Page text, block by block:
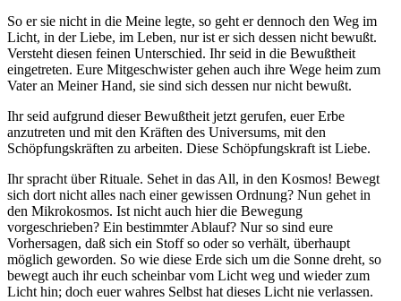
So er sie nicht in die Meine legte, so geht er dennoch den Weg im
Licht, in der Liebe, im Leben, nur ist er sich dessen nicht bewußt.
Versteht diesen feinen Unterschied. Ihr seid in die Bewußtheit
eingetreten. Eure Mitgeschwister gehen auch ihre Wege heim zum
Vater an Meiner Hand, sie sind sich dessen nur nicht bewußt.
Ihr seid aufgrund dieser Bewußtheit jetzt gerufen, euer Erbe
anzutreten und mit den Kräften des Universums, mit den
Schöpfungskräften zu arbeiten. Diese Schöpfungskraft ist Liebe.
Ihr spracht über Rituale. Sehet in das All, in den Kosmos! Bewegt
sich dort nicht alles nach einer gewissen Ordnung? Nun gehet in
den Mikrokosmos. Ist nicht auch hier die Bewegung
vorgeschrieben? Ein bestimmter Ablauf? Nur so sind eure
Vorhersagen, daß sich ein Stoff so oder so verhält, überhaupt
möglich geworden. So wie diese Erde sich um die Sonne dreht, so
bewegt auch ihr euch scheinbar vom Licht weg und wieder zum
Licht hin; doch euer wahres Selbst hat dieses Licht nie verlassen.